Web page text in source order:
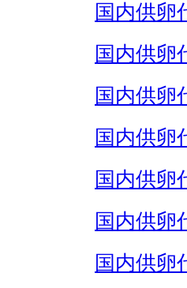
国内供卵
国内供卵
国内供卵
国内供卵
国内供卵
国内供卵
国内供卵